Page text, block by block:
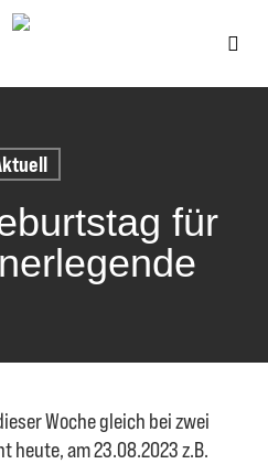
für
Woche gleich bei zwei
heute, am 23.08.2023 z.B.